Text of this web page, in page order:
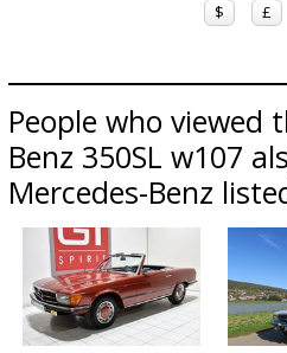
$ £
People who viewed
Benz 350SL w107
Mercedes-Benz